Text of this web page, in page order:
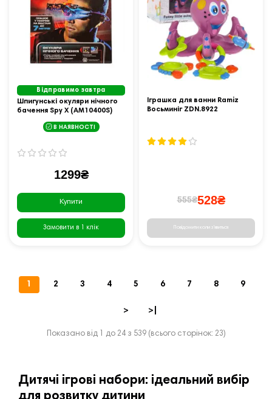
Відправимо завтра
Шпигунські окуляри нічного
бачення Spy X (AM10400S)
В НАЯВНОСТІ
1299₴
Купити
Замовити в 1 клік
Іграшка для ванни Ramiz
Восьминіг ZDN.8922
555₴528₴
Повідомити коли з'явиться
1 2 3 4 5 6 7 8 9
> >|
Показано від 1 до 24 з 539 (всього сторінок: 23)
Дитячі ігрові набори: ідеальний вибір